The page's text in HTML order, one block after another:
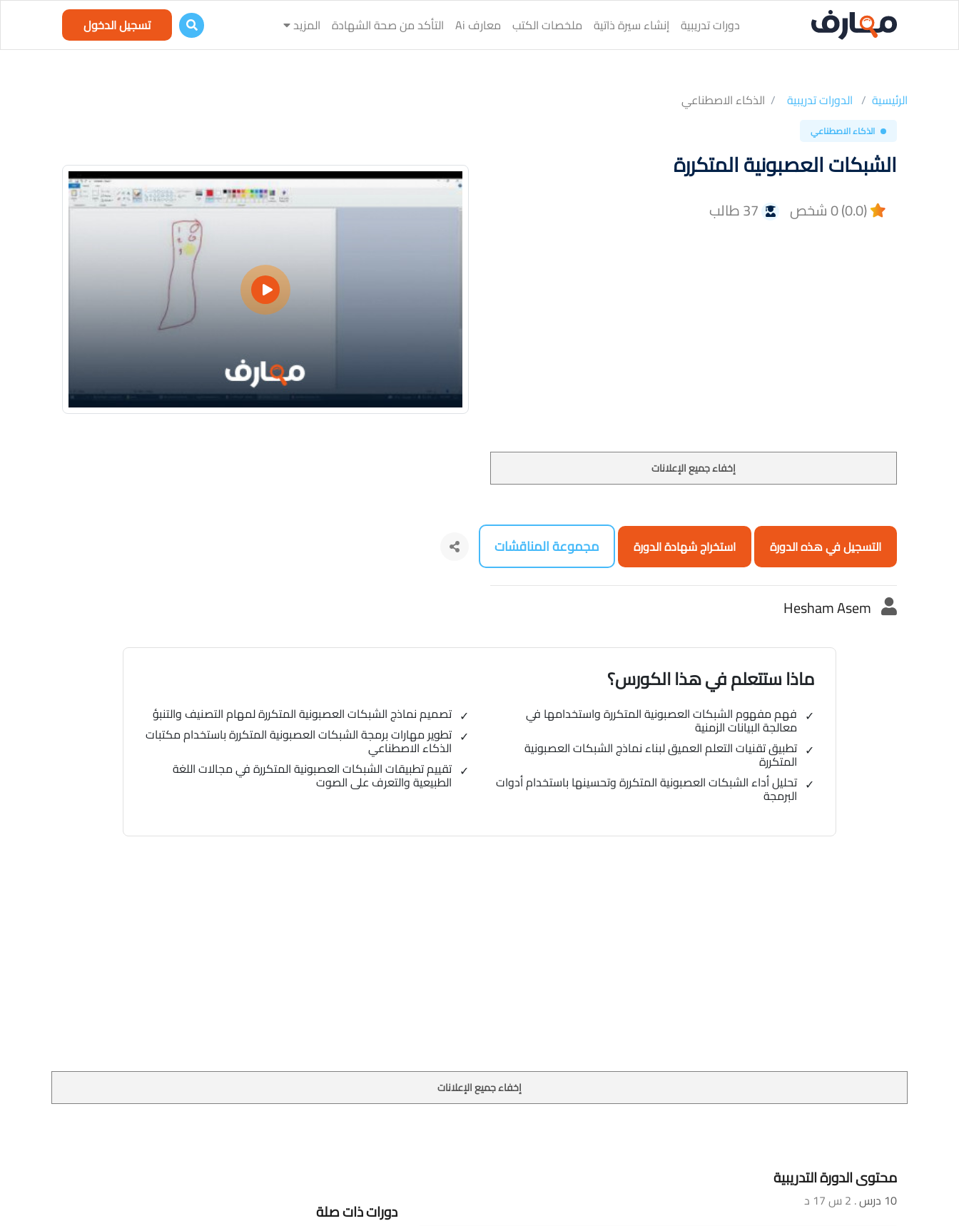
دورات تدريبية إنشاء سيرة ذاتية ملخصات الكتب معارف Ai التأكد من صحة الشهادة المزيد تسجيل الدخول
الرئيسية الدورات تدريبية الذكاء الاصطناعي
الذكاء الاصطناعي
الشبكات العصبونية المتكررة
(0.0) 0 شخص 37 طالب
إخفاء جميع الإعلانات
التسجيل في هذه الدورة استخراج شهادة الدورة مجموعة المناقشات
Hesham Asem
ماذا ستتعلم في هذا الكورس؟
فهم مفهوم الشبكات العصبونية المتكررة واستخدامها في
معالجة البيانات الزمنية
تطبيق تقنيات التعلم العميق لبناء نماذج الشبكات العصبونية
المتكررة
تحليل أداء الشبكات العصبونية المتكررة وتحسينها باستخدام أدوات
البرمجة
تصميم نماذج الشبكات العصبونية المتكررة لمهام التصنيف والتنبؤ
تطوير مهارات برمجة الشبكات العصبونية المتكررة باستخدام مكتبات
الذكاء الاصطناعي
تقييم تطبيقات الشبكات العصبونية المتكررة في مجالات اللغة
الطبيعية والتعرف على الصوت
إخفاء جميع الإعلانات
محتوى الدورة التدريبية
10 درس . 2 س 17 د دورات ذات صلة